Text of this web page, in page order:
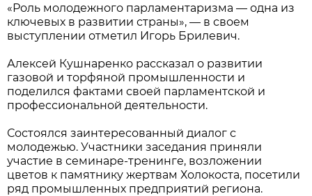
«Роль молодежного парламентаризма — одна из
ключевых в развитии страны», — в своем
выступлении отметил Игорь Брилевич.
Алексей Кушнаренко рассказал о развитии
газовой и торфяной промышленности и
поделился фактами своей парламентской и
профессиональной деятельности.
Состоялся заинтересованный диалог с
молодежью. Участники заседания приняли
участие в семинаре-тренинге, возложении
цветов к памятнику жертвам Холокоста, посетили
ряд промышленных предприятий региона.